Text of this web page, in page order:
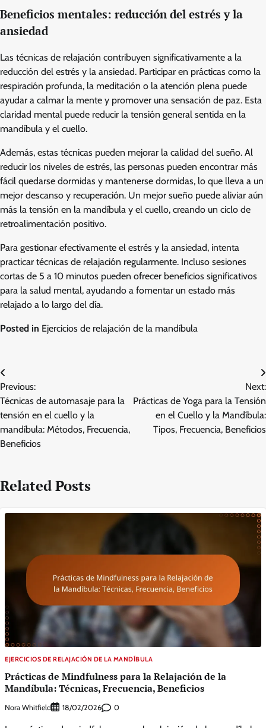
Beneficios mentales: reducción del estrés y la
ansiedad
Las técnicas de relajación contribuyen significativamente a la
reducción del estrés y la ansiedad. Participar en prácticas como la
respiración profunda, la meditación o la atención plena puede
ayudar a calmar la mente y promover una sensación de paz. Esta
claridad mental puede reducir la tensión general sentida en la
mandíbula y el cuello.
Además, estas técnicas pueden mejorar la calidad del sueño. Al
reducir los niveles de estrés, las personas pueden encontrar más
fácil quedarse dormidas y mantenerse dormidas, lo que lleva a un
mejor descanso y recuperación. Un mejor sueño puede aliviar aún
más la tensión en la mandíbula y el cuello, creando un ciclo de
retroalimentación positivo.
Para gestionar efectivamente el estrés y la ansiedad, intenta
practicar técnicas de relajación regularmente. Incluso sesiones
cortas de 5 a 10 minutos pueden ofrecer beneficios significativos
para la salud mental, ayudando a fomentar un estado más
relajado a lo largo del día.
Posted in Ejercicios de relajación de la mandíbula
Post
navigation
Previous:
Técnicas de automasaje para la
tensión en el cuello y la
mandíbula: Métodos, Frecuencia,
Beneficios
Next:
Prácticas de Yoga para la Tensión
en el Cuello y la Mandíbula:
Tipos, Frecuencia, Beneficios
Related Posts
EJERCICIOS DE RELAJACIÓN DE LA MANDÍBULA
Prácticas de Mindfulness para la Relajación de la
Mandíbula: Técnicas, Frecuencia, Beneficios
Nora Whitfield 18/02/2026 0